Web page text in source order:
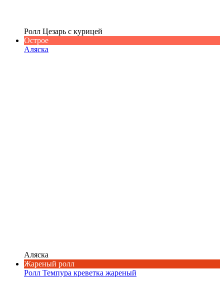
Ролл Цезарь с курицей
Острое
Аляска
Аляска
Жареный ролл
Ролл Темпура креветка жареный